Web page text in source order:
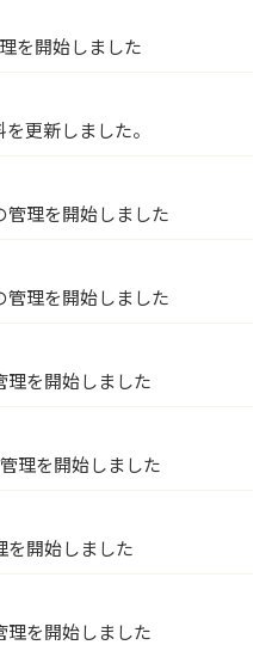
を開始しました
更新しました。
管理を開始しました
管理を開始しました
理を開始しました
理を開始しました
を開始しました
理を開始しました